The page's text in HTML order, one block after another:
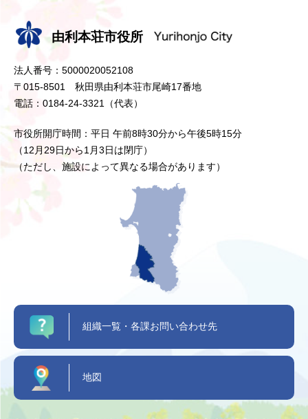
由利本荘市役所
法人番号：5000020052108
〒015-8501 秋田県由利本荘市尾崎17番地
電話：0184-24-3321（代表）
市役所開庁時間：平日 午前8時30分から午後5時15分
（12月29日から1月3日は閉庁）
（ただし、施設によって異なる場合があります）
組織一覧・各課お問い合わせ先
地図